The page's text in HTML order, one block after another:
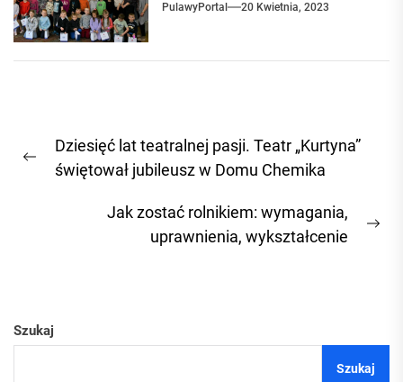
PulawyPortal 20 Kwietnia, 2023
wpisu
Previous
Dziesięć lat teatralnej pasji. Teatr „Kurtyna”
świętował jubileusz w Domu Chemika
Jak zostać rolnikiem: wymagania,
uprawnienia, wykształcenie
Szukaj
Szukaj